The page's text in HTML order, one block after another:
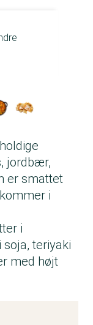
jordbær,
er smattet
i
i
teriyaki
med højt